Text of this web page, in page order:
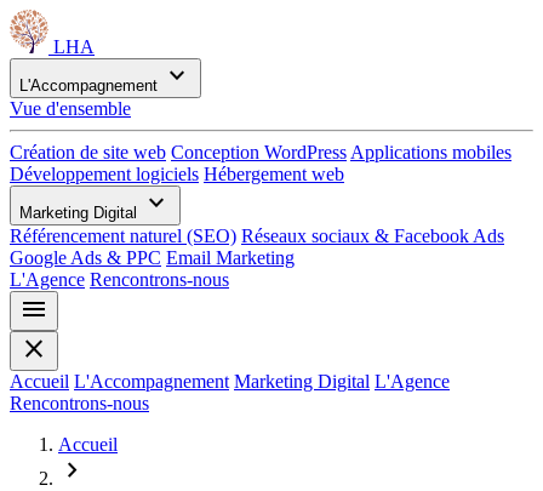
LHA
L'Accompagnement expand_more
Vue d'ensemble
Création de site web Conception WordPress Applications mobiles
Développement logiciels Hébergement web
Marketing Digital expand_more
Référencement naturel (SEO) Réseaux sociaux & Facebook Ads
Google Ads & PPC Email Marketing
L'Agence Rencontrons-nous
menu
close
Accueil L'Accompagnement Marketing Digital L'Agence
Rencontrons-nous
Accueil
chevron_right